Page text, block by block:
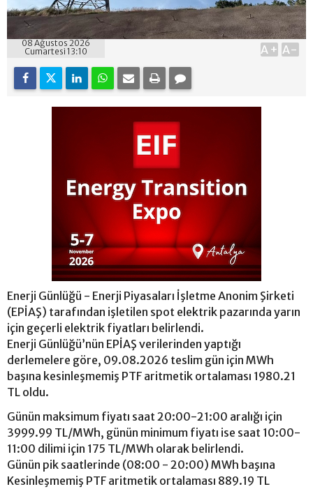
08 Ağustos 2026
Cumartesi 13:10
A+ A-
Enerji Günlüğü - Enerji Piyasaları İşletme Anonim Şirketi
(EPİAŞ) tarafından işletilen spot elektrik pazarında yarın
için geçerli elektrik fiyatları belirlendi.
Enerji Günlüğü’nün EPİAŞ verilerinden yaptığı
derlemelere göre, 09.08.2026 teslim gün için MWh
başına kesinleşmemiş PTF aritmetik ortalaması 1980.21
TL oldu.
Günün maksimum fiyatı saat 20:00-21:00 aralığı için
3999.99 TL/MWh, günün minimum fiyatı ise saat 10:00-
11:00 dilimi için 175 TL/MWh olarak belirlendi.
Günün pik saatlerinde (08:00 - 20:00) MWh başına
Kesinleşmemiş PTF aritmetik ortalaması 889.19 TL